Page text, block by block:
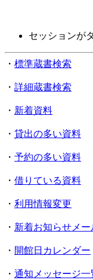
セッションが
・ 標準蔵書検索
・ 詳細蔵書検索
・ 新着資料
・ 貸出の多い資料
・ 予約の多い資料
・ 借りている資料
・ 利用情報変更
・ 新着お知らせメー
・ 開館日カレンダー
・ 通知メッセージ一